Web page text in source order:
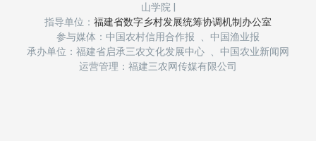
山学院
指导单位： 福建省数字乡村发展统筹协调机制办公室
参与媒体：中国农村信用合作报 、中国渔业报
承办单位：福建省启承三农文化发展中心 、中国农业新闻网
运营管理：福建三农网传媒有限公司